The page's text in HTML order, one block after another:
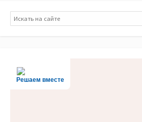
Поиск
Решаем вместе